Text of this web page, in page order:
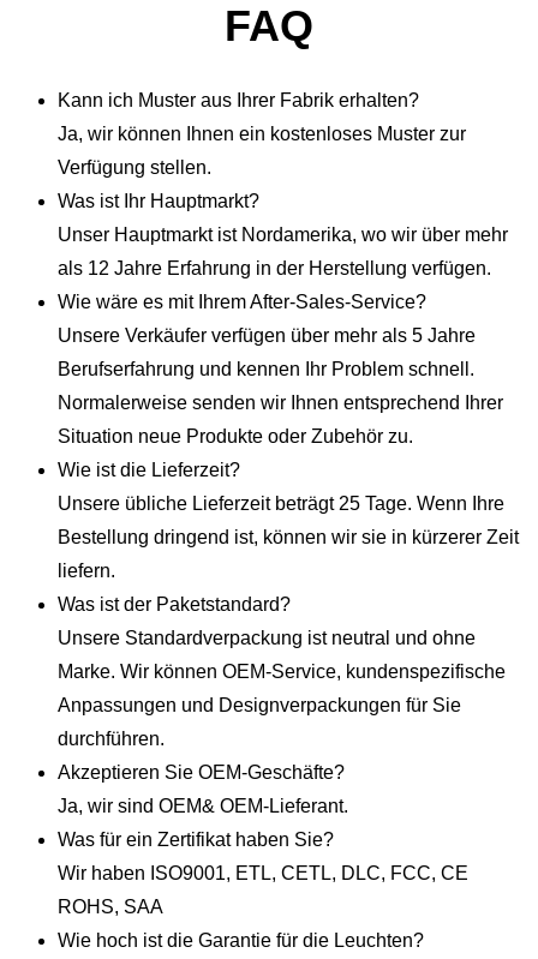
FAQ
Kann ich Muster aus Ihrer Fabrik erhalten?
Ja, wir können Ihnen ein kostenloses Muster zur
Verfügung stellen.
Was ist Ihr Hauptmarkt?
Unser Hauptmarkt ist Nordamerika, wo wir über mehr
als 12 Jahre Erfahrung in der Herstellung verfügen.
Wie wäre es mit Ihrem After-Sales-Service?
Unsere Verkäufer verfügen über mehr als 5 Jahre
Berufserfahrung und kennen Ihr Problem schnell.
Normalerweise senden wir Ihnen entsprechend Ihrer
Situation neue Produkte oder Zubehör zu.
Wie ist die Lieferzeit?
Unsere übliche Lieferzeit beträgt 25 Tage. Wenn Ihre
Bestellung dringend ist, können wir sie in kürzerer Zeit
liefern.
Was ist der Paketstandard?
Unsere Standardverpackung ist neutral und ohne
Marke. Wir können OEM-Service, kundenspezifische
Anpassungen und Designverpackungen für Sie
durchführen.
Akzeptieren Sie OEM-Geschäfte?
Ja, wir sind OEM& OEM-Lieferant.
Was für ein Zertifikat haben Sie?
Wir haben ISO9001, ETL, CETL, DLC, FCC, CE
ROHS, SAA
Wie hoch ist die Garantie für die Leuchten?